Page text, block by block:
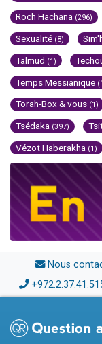
Roch Hachana (296)
Sexualité (8)
Talmud (1)
Temps Messianique
Torah-Box & vous (1)
Tsédaka (397)
Vézot Haberakha (1)
Nous